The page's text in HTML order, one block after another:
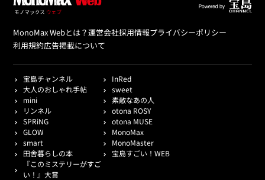
MonoMax Webとは？運営会社採用情報プライバシーポリシー
利用規約広告掲載について
宝島チャンネル
InRed
大人のおしゃれ手帖
sweet
mini
素敵なあの人
リンネル
otona ROSY
SPRiNG
otona MUSE
GLOW
MonoMax
smart
MonoMaster
田舎暮らしの本
宝島すごい！WEB
『このミステリーがすご
い！』大賞